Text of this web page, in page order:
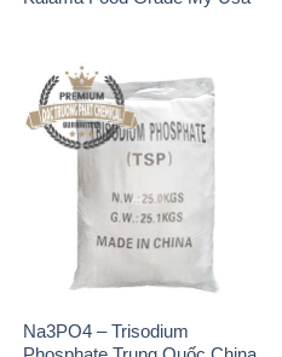
Na3PO4 – Trisodium